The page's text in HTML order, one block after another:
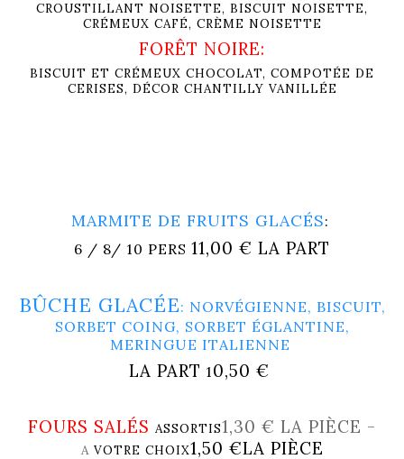
CROUSTILLANT NOISETTE, BISCUIT NOISETTE,
CRÉMEUX CAFÉ, CRÈME NOISETTE
FORÊT NOIRE:
BISCUIT ET CRÉMEUX CHOCOLAT, COMPOTÉE DE
CERISES, DÉCOR CHANTILLY VANILLÉE
MARMITE DE FRUITS GLACÉS:
6 / 8/ 10 PERS 11,00 € LA PART
BÛCHE GLACÉE: NORVÉGIENNE, BISCUIT,
SORBET COING, SORBET ÉGLANTINE,
MERINGUE ITALIENNE
LA PART 10,50 €
FOURS SALÉS ASSORTIS1,30 € LA PIÈCE -
A VOTRE CHOIX1,50 €LA PIÈCE